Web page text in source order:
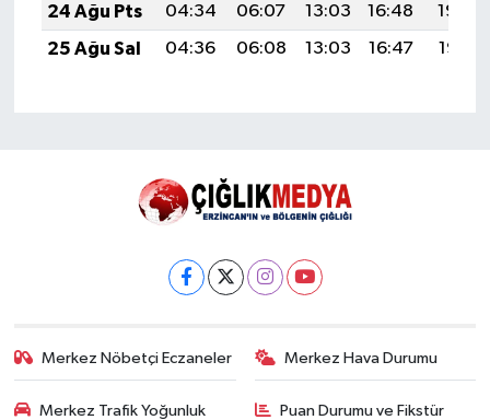
24 Ağu Pts
04:34 06:07 13:03 16:48
19:49
25 Ağu Sal
04:36 06:08 13:03 16:47 19:47
Merkez Nöbetçi Eczaneler Merkez Hava Durumu
Merkez Trafik Yoğunluk
Puan Durumu ve Fikstür